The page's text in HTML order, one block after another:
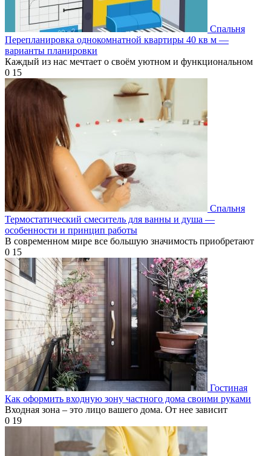
Спальня
Перепланировка однокомнатной квартиры 40 кв м —
варианты планировки
Каждый из нас мечтает о своём уютном и функциональном
0 15
Спальня
Термостатический смеситель для ванны и душа —
особенности и принцип работы
В современном мире все большую значимость приобретают
0 15
Гостиная
Как оформить входную зону частного дома своими руками
Входная зона – это лицо вашего дома. От нее зависит
0 19